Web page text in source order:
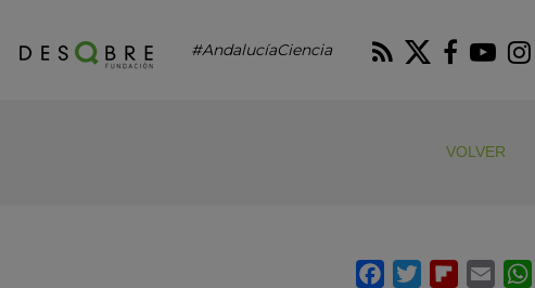
#AndalucíaCiencia RSS Twitter
VOLVER